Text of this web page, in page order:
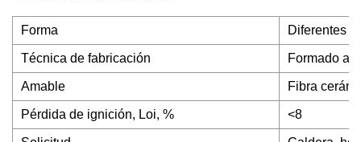
Forma Diferentes
Técnica de fabricación Formado al
Amable Fibra
Pérdida de ignición, Loi, % <8